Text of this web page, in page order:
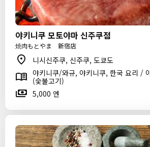
야키니쿠 모토야마 신주쿠점
焼肉もとやま 新宿店
니시신주쿠, 신주쿠, 도쿄도
야키니쿠/와규, 야키니쿠, 한국 요리 /
(숯불고기)
5,000 엔